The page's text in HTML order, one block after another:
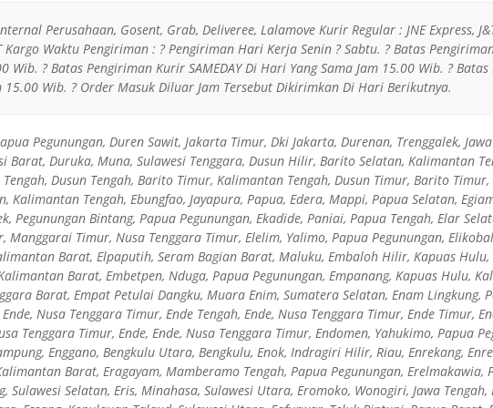
Perusahaan, Gosent, Grab, Deliveree, Lalamove Kurir Regular : JNE Express,
Kargo Waktu Pengiriman : ? Pengiriman Hari Kerja Senin ? Sabtu. ? Batas
Wib. ? Batas Pengiriman Kurir SAMEDAY Di Hari Yang Sama Jam 15.00 Wib. ?
15.00 Wib. ? Order Masuk Diluar Jam Tersebut Dikirimkan Di Hari Berikutnya.
Pegunungan, Duren Sawit, Jakarta Timur, Dki Jakarta, Durenan, Trenggalek,
Barat, Duruka, Muna, Sulawesi Tenggara, Dusun Hilir, Barito Selatan, Kalimantan
Dusun Tengah, Barito Timur, Kalimantan Tengah, Dusun Timur, Barito
Kalimantan Tengah, Ebungfao, Jayapura, Papua, Edera, Mappi, Papua Selatan,
Pegunungan Bintang, Papua Pegunungan, Ekadide, Paniai, Papua Tengah, Elar
Manggarai Timur, Nusa Tenggara Timur, Elelim, Yalimo, Papua Pegunungan,
Barat, Elpaputih, Seram Bagian Barat, Maluku, Embaloh Hilir, Kapuas
Barat, Embetpen, Nduga, Papua Pegunungan, Empanang, Kapuas Hulu,
Barat, Empat Petulai Dangku, Muara Enim, Sumatera Selatan, Enam Lingkung,
Nusa Tenggara Timur, Ende Tengah, Ende, Nusa Tenggara Timur, Ende Timur,
Tenggara Timur, Ende, Ende, Nusa Tenggara Timur, Endomen, Yahukimo, Papua
Enggano, Bengkulu Utara, Bengkulu, Enok, Indragiri Hilir, Riau, Enrekang,
Barat, Eragayam, Mamberamo Tengah, Papua Pegunungan, Erelmakawia,
Sulawesi Selatan, Eris, Minahasa, Sulawesi Utara, Eromoko, Wonogiri, Jawa Tengah,